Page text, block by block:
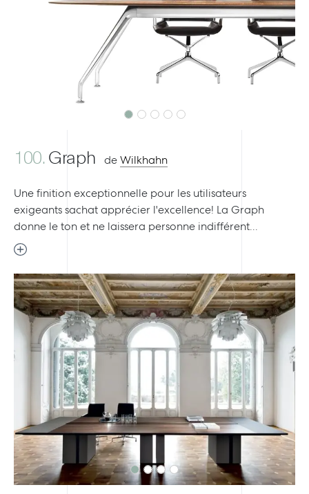
Next
100.Graph deWilkhahn
Une finition exceptionnelle pour les utilisateurs
exigeants sachat apprécier l'excellence! La Graph
donne le ton et ne laissera personne indifférent...
Previous